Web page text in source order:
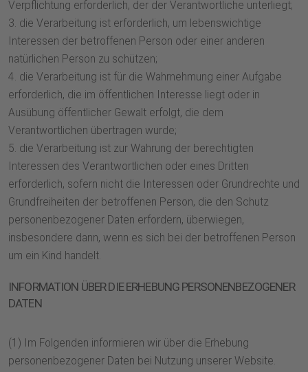
Verpflichtung erforderlich, der der Verantwortliche unterliegt;
3. die Verarbeitung ist erforderlich, um lebenswichtige
Interessen der betroffenen Person oder einer anderen
natürlichen Person zu schützen;
4. die Verarbeitung ist für die Wahrnehmung einer Aufgabe
erforderlich, die im öffentlichen Interesse liegt oder in
Ausübung öffentlicher Gewalt erfolgt, die dem
Verantwortlichen übertragen wurde;
5. die Verarbeitung ist zur Wahrung der berechtigten
Interessen des Verantwortlichen oder eines Dritten
erforderlich, sofern nicht die Interessen oder Grundrechte und
Grundfreiheiten der betroffenen Person, die den Schutz
personenbezogener Daten erfordern, überwiegen,
insbesondere dann, wenn es sich bei der betroffenen Person
um ein Kind handelt.
INFORMATION ÜBER DIE ERHEBUNG PERSONENBEZOGENER
DATEN
(1) Im Folgenden informieren wir über die Erhebung
personenbezogener Daten bei Nutzung unserer Website.